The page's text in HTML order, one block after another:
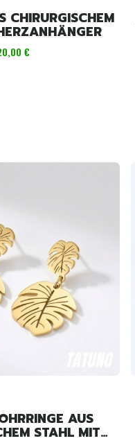
CHIRURGISCHEM
€
AUS
STAHL MIT